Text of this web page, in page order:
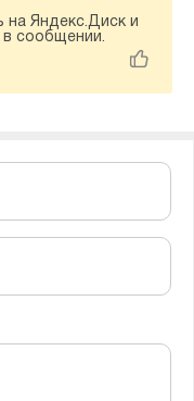
на Яндекс.Диск и
сообщении.